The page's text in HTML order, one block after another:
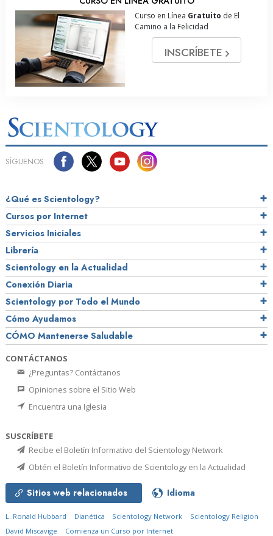
Curso en Línea Gratuito de El
Camino a la Felicidad
INSCRÍBETE
SÍGUENOS
¿Qué es Scientology?
Cursos por Internet
Servicios Iniciales
Librería
Scientology en la Actualidad
Conexión Diaria
Scientology por Todo el Mundo
Cómo Ayudamos
CÓMO Mantenerse Saludable
CONTÁCTANOS
¿Preguntas? Contáctanos
Opiniones sobre el Sitio Web
Encuentra una Iglesia
SUSCRÍBETE
Recibe el Boletín Informativo del Scientology Network
Obtén el Boletín Informativo de Scientology en la Actualidad
Sitios web relacionados Idioma
L. Ronald Hubbard Dianética Scientology Network
Scientology Religion
David Miscavige
Comienza un Curso por Internet